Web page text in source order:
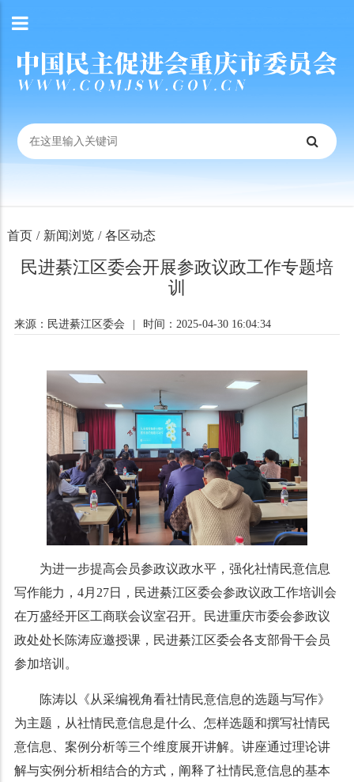
首页 / 新闻浏览 / 各区动态
民进綦江区委会开展参政议政工作专题培
训
来源：民进綦江区委会 时间：2025-04-30 16:04:34
为进一步提高会员参政议政水平，强化社情民意信息
写作能力，4月27日，民进綦江区委会参政议政工作培训会
在万盛经开区工商联会议室召开。民进重庆市委会参政议
政处处长陈涛应邀授课，民进綦江区委会各支部骨干会员
参加培训。
陈涛以《从采编视角看社情民意信息的选题与写作》
为主题，从社情民意信息是什么、怎样选题和撰写社情民
意信息、案例分析等三个维度展开讲解。讲座通过理论讲
解与实例分析相结合的方式，阐释了社情民意信息的基本